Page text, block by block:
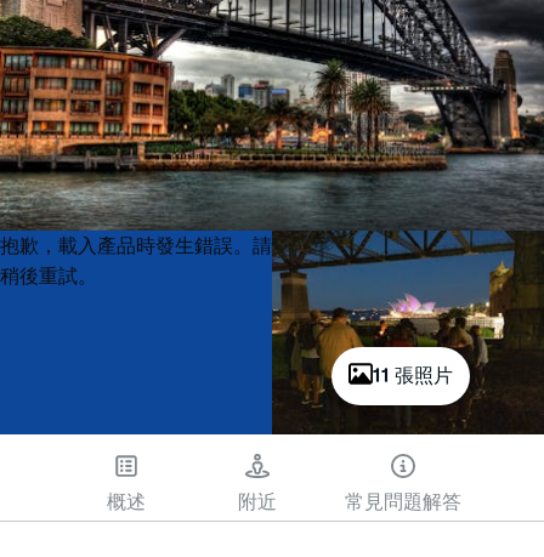
11 張照片
Product
List
Product
List
抱歉，載入產品時發生錯誤。請
稍後重試。
概述 附近 常見問題解答